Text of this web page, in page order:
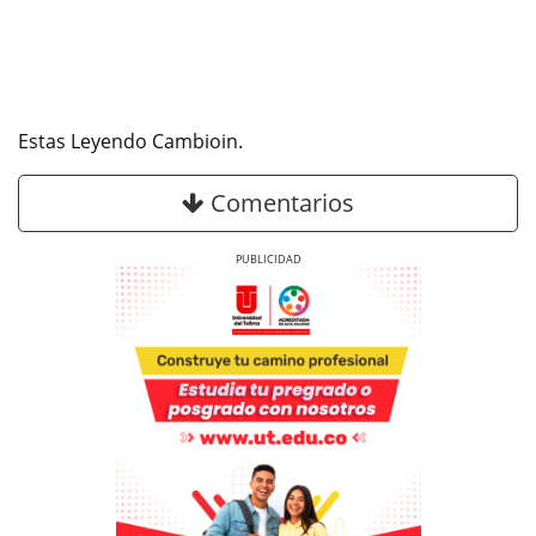
Estas Leyendo Cambioin.
Comentarios